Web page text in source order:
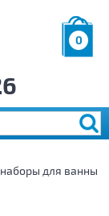
0
р.
для ванны